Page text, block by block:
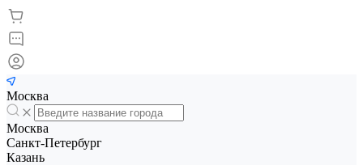
Москва
Москва
Санкт-Петербург
Казань